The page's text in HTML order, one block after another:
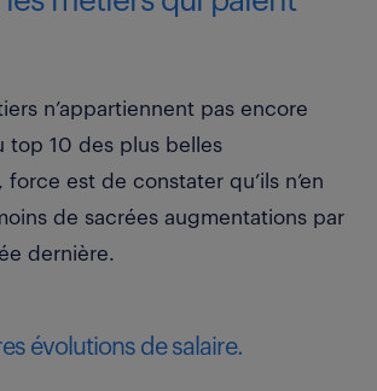
n’appartiennent pas encore
top 10 des plus belles
force est de constater qu’ils n’en
de sacrées augmentations par
dernière.
évolutions de salaire.